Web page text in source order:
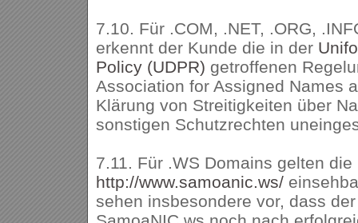
7.10. Für .COM, .NET, .ORG,
erkennt der Kunde die in der
Policy (UDPR) getroffenen
Association for Assigned Names
Klärung von Streitigkeiten über
sonstigen Schutzrechten
7.11. Für .WS Domains gelten die
http://www.samoanic.ws/
sehen insbesondere vor, dass